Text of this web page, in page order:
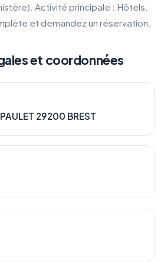
Activité principale : Hôtels.
et demandez un réservation.
et coordonnées
PAULET 29200 BREST